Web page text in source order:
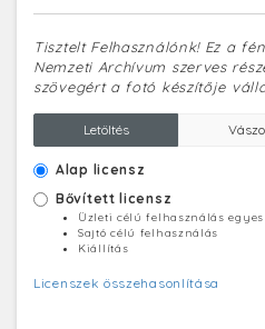
Tisztelt Felhasználónk! Ez a
Nemzeti Archívum szerves
szövegért a fotó készítője
Letöltés
Alap licensz
Bővített licensz
Üzleti célú felhasználás egyes
Sajtó célú felhasználás
Kiállítás
Licenszek összehasonlítása